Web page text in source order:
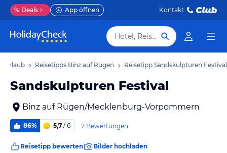
% Deals App öffnen Kontakt
Hotel, Reiseziel
Urlaub Reisetipps Binz auf Rügen Reisetipp Sandskulpturen Festival
Sandskulpturen Festival
Binz auf Rügen/Mecklenburg-Vorpommern
86% 5,7 / 6 7 Bewertungen
Reisetipp bewerten Bilder hochladen